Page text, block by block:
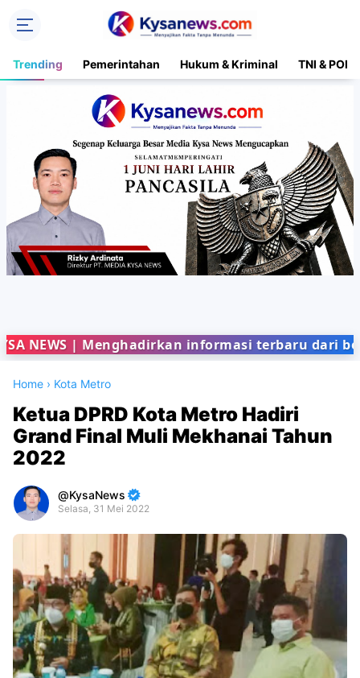
Trending Pemerintahan Hukum & Kriminal TNI &
| Menghadirkan informasi terbaru dari
Home › Kota Metro
Ketua DPRD Kota Metro Hadiri
Grand Final Muli Mekhanai Tahun
2022
KysaNews
Selasa, 31 Mei 2022
Premium
By
Raushan
Design
With
Shroff
Templates